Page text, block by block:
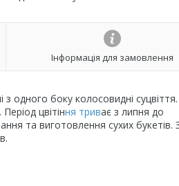
Інформація для замовлення
одного боку колосовидні суцвіття.
цвітіння триває з липня до
та виготовлення сухих букетів.